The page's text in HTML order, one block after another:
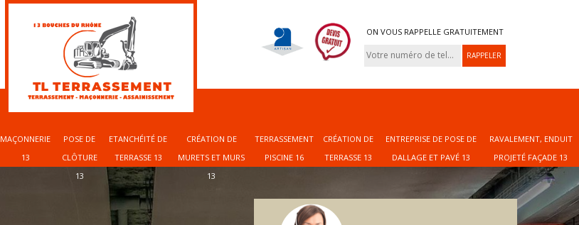
ON VOUS RAPPELLE GRATUITEMENT
MAÇONNERIE
13
POSE DE
CLÔTURE
13
ETANCHÉITÉ DE
TERRASSE 13
CRÉATION DE
MURETS ET MURS
13
TERRASSEMENT
PISCINE 16
CRÉATION DE
TERRASSE 13
ENTREPRISE DE POSE DE
DALLAGE ET PAVÉ 13
RAVALEMENT, ENDUIT
PROJETÉ FAÇADE 13